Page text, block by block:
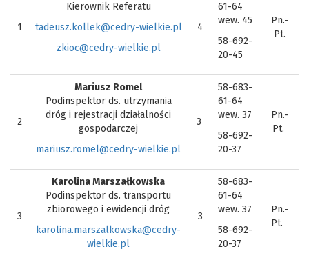
1
Kierownik Referatu
tadeusz.kollek@cedry-wielkie.pl
zkioc@cedry-wielkie.pl
4
61-64
wew. 45
58-692-
20-45
Pn.-
Pt.
2
Mariusz Romel
Podinspektor ds. utrzymania
dróg i rejestracji działalności
gospodarczej
mariusz.romel@cedry-wielkie.pl
3
58-683-
61-64
wew. 37
58-692-
20-37
Pn.-
Pt.
3
Karolina Marszałkowska
Podinspektor ds. transportu
zbiorowego i ewidencji dróg
karolina.marszalkowska@cedry-
wielkie.pl
3
58-683-
61-64
wew. 37
58-692-
20-37
Pn.-
Pt.